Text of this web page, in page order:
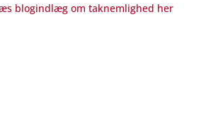
blogindlæg om taknemlighed her